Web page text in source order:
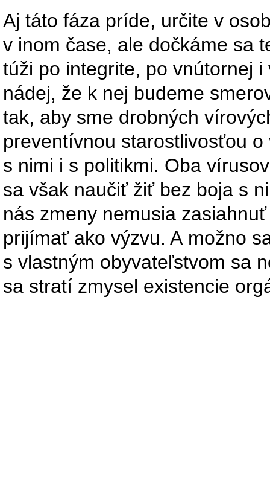
Aj táto fáza príde, určite v
v inom čase, ale dočkáme sa
túži po integrite, po vnútornej
nádej, že k nej budeme
tak, aby sme drobných
preventívnou starostlivosťou
s nimi i s politikmi. Oba
sa však naučiť žiť bez boja s
nás zmeny nemusia
prijímať ako výzvu. A možno
s vlastným obyvateľstvom sa
sa stratí zmysel existencie